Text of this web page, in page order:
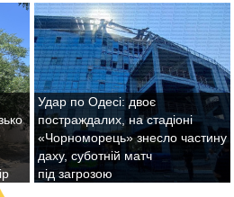
Удар по Одесі: двоє
постраждалих, на стадіоні
«Чорноморець» знесло частину
даху, суботній матч
під загрозою